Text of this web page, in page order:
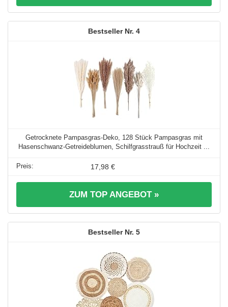
4
Getrocknete Pampasgras-Deko, 128 Stück Pampasgras mit
Hasenschwanz-Getreideblumen, Schilfgrasstrauß für Hochzeit ...
17,98 €
ZUM TOP ANGEBOT »
5